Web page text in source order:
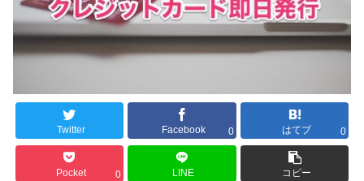
Twitter Facebook 0 はてブ 0
Pocket 0 LINE コピー